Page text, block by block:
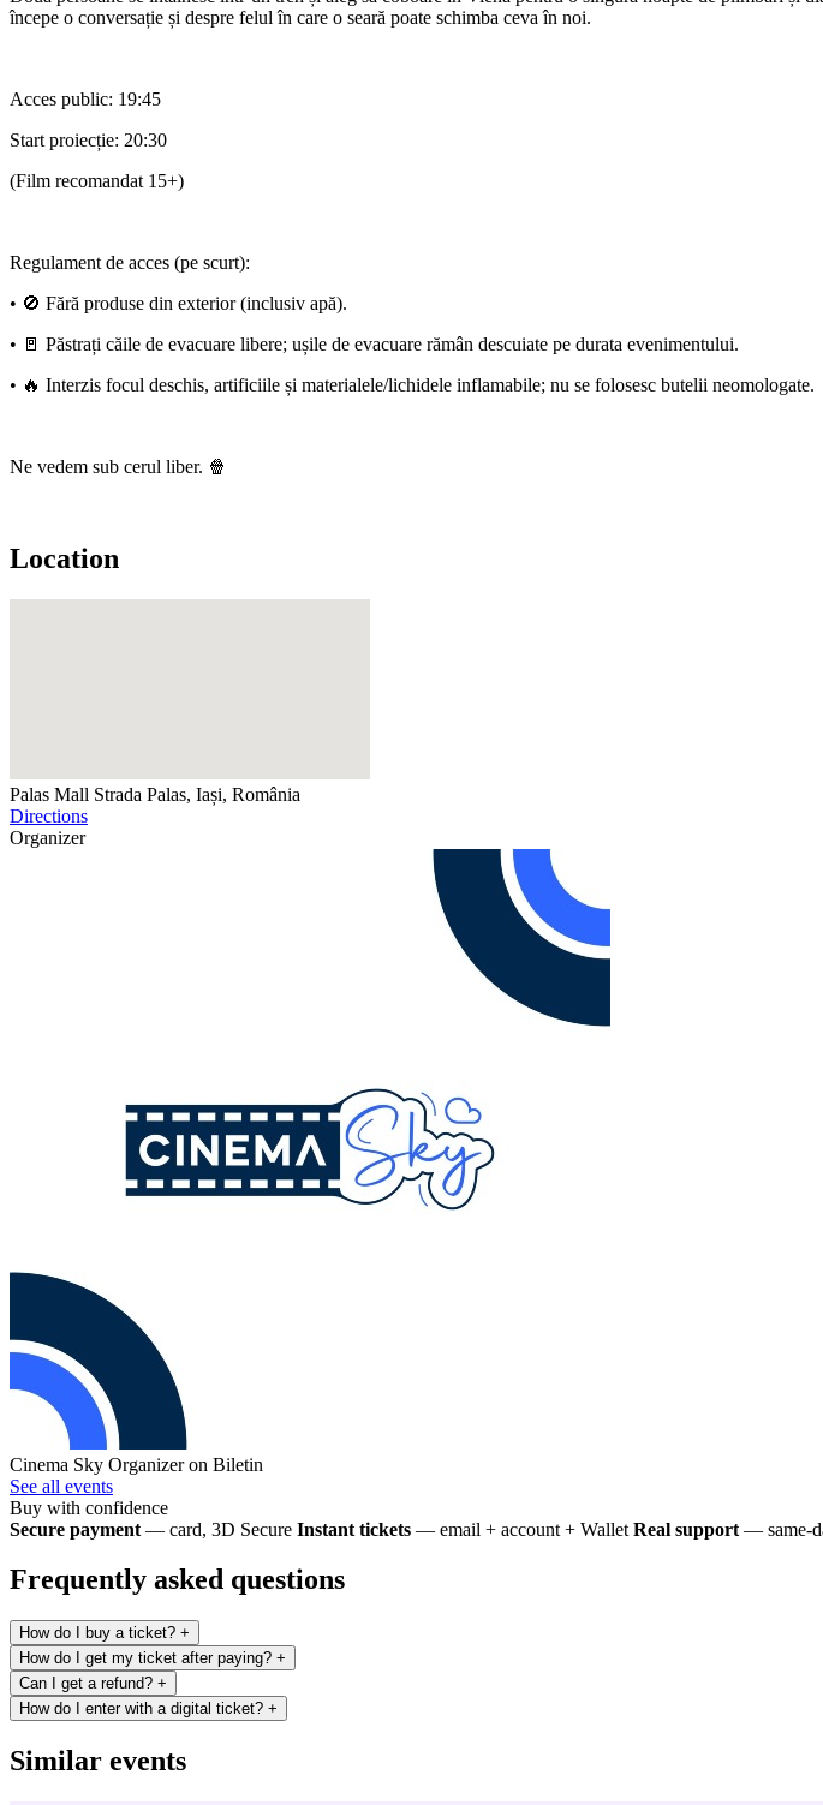
începe o conversație și despre felul în care o seară poate schimba ceva în noi.
Acces public: 19:45
Start proiecție: 20:30
(Film recomandat 15+)
Regulament de acces (pe scurt):
• 🚫 Fără produse din exterior (inclusiv apă).
• 🚪 Păstrați căile de evacuare libere; ușile de evacuare rămân descuiate pe durata evenimentului.
• 🔥 Interzis focul deschis, artificiile și materialele/lichidele inflamabile; nu se folosesc butelii neomologate.
Ne vedem sub cerul liber. 🍿
Location
Palas Mall Strada Palas, Iași, România
Directions
Organizer
Cinema Sky Organizer on Biletin
See all events
Buy with confidence
Secure payment — card, 3D Secure Instant tickets — email + account + Wallet Real support — same-
Frequently asked questions
How do I buy a ticket? +
How do I get my ticket after paying? +
Can I get a refund? +
How do I enter with a digital ticket? +
Similar events